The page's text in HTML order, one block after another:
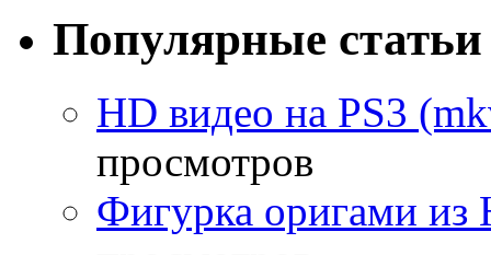
Популярные статьи
HD видео на PS3
просмотров
Фигурка оригами из